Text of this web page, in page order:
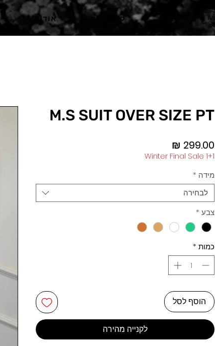
אודות קטגוריות
M.S SUIT OVER SIZE PT
Winter Final Sale 1+1
מידה *
לבחירה
צבע *
כמות *
הוסף לסל
לקנייה מהירה